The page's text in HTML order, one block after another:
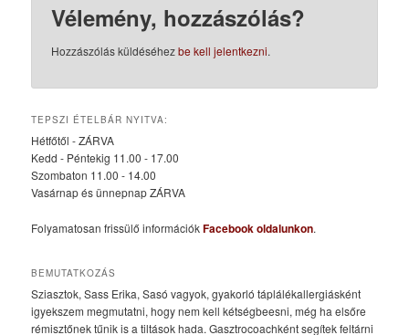
Vélemény, hozzászólás?
Hozzászólás küldéséhezbe kell jelentkezni.
TEPSZI ÉTELBÁR NYITVA:
Hétfőtől - ZÁRVA
Kedd - Péntekig 11.00 - 17.00
Szombaton 11.00 - 14.00
Vasárnap és ünnepnap ZÁRVA
Folyamatosan frissülő információkFacebook oldalunkon.
BEMUTATKOZÁS
Sziasztok, Sass Erika, Sasó vagyok, gyakorló táplálékallergiásként
igyekszem megmutatni, hogy nem kell kétségbeesni, még ha elsőre
rémisztőnek tűnik is a tiltások hada. Gasztrocoachként segítek feltárni